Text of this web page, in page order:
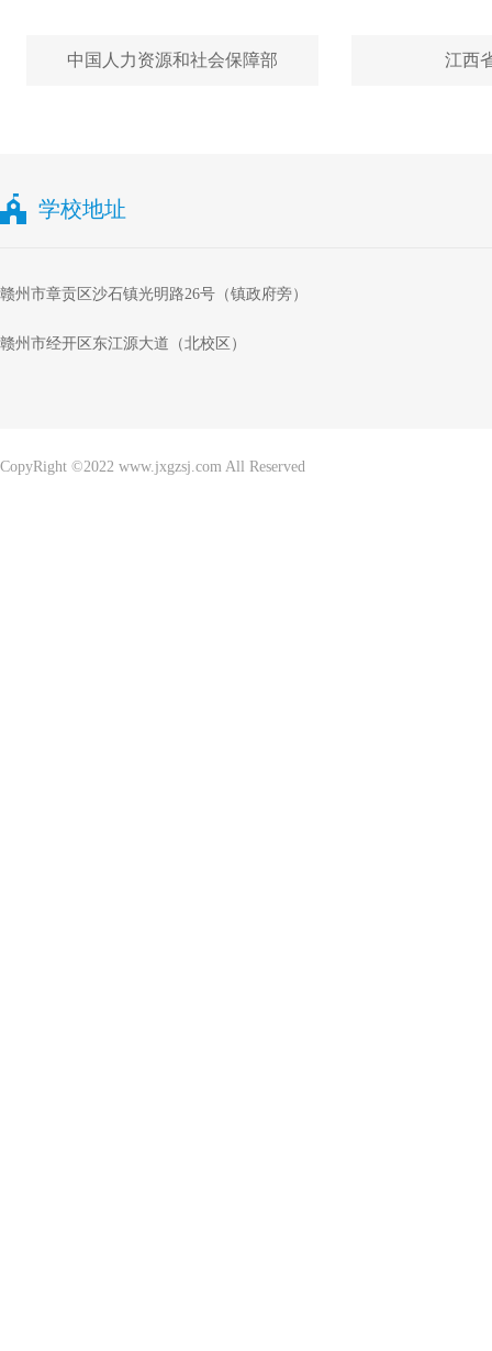
中国人力资源和社会保障部 江西
学校地址
赣州市章贡区沙石镇光明路26号（镇政府旁）
赣州市经开区东江源大道（北校区）
CopyRight ©2022 www.jxgzsj.com All Reserved